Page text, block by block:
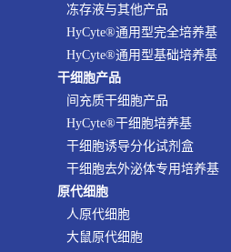
冻存液与其他产品
HyCyte®通用型完全培养基
HyCyte®通用型基础培养基
干细胞产品
间充质干细胞产品
HyCyte®干细胞培养基
干细胞诱导分化试剂盒
干细胞去外泌体专用培养基
原代细胞
人原代细胞
大鼠原代细胞